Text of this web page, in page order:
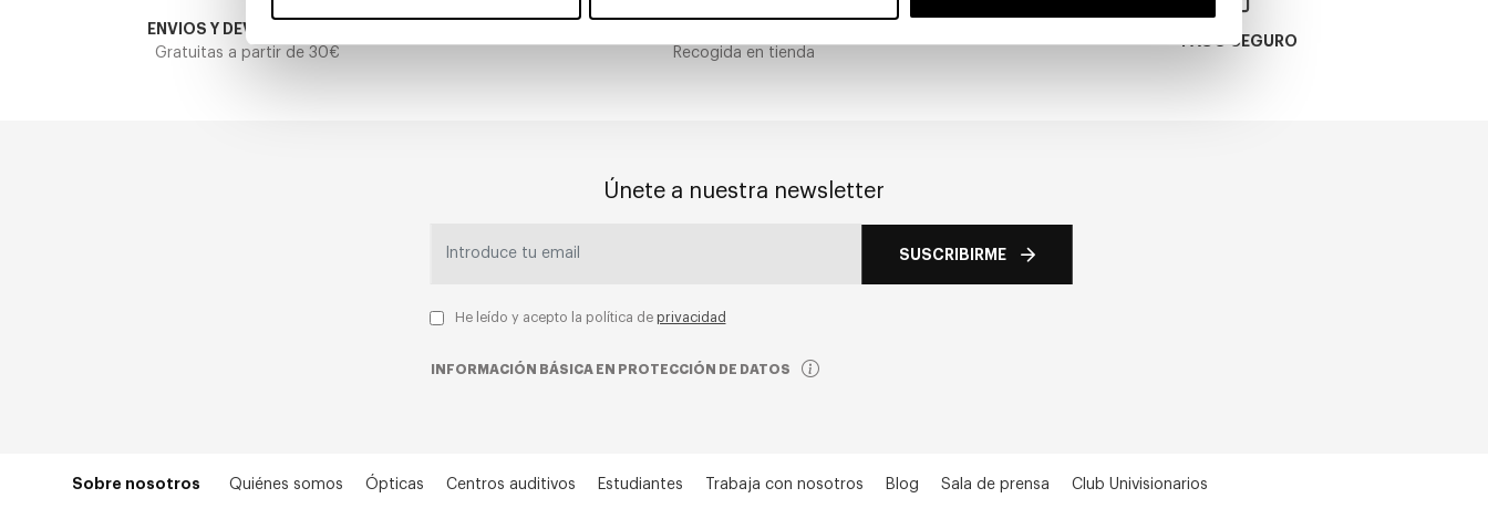
ENVIOS Y DEVOLUCIONES
Gratuitas a partir de 30€
Recogida en tienda
PAGO SEGURO
Únete a nuestra newsletter
SUSCRIBIRME
He leído y acepto la política de privacidad
INFORMACIÓN BÁSICA EN PROTECCIÓN DE DATOS
Sobre nosotros Quiénes somos Ópticas Centros auditivos Estudiantes Trabaja con nosotros Blog Sala de prensa Club Univisionarios